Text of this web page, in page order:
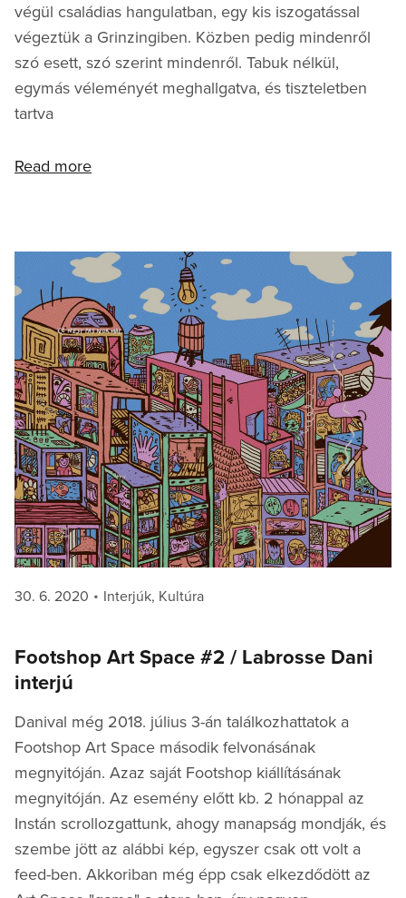
végül családias hangulatban, egy kis iszogatással
végeztük a Grinzingiben. Közben pedig mindenről
szó esett, szó szerint mindenről. Tabuk nélkül,
egymás véleményét meghallgatva, és tiszteletben
tartva
Read more
Posted
30. 6. 2020 Categories
Interjúk, Kultúra
Footshop Art Space #2 / Labrosse Dani
interjú
Danival még 2018. július 3-án találkozhattatok a
Footshop Art Space második felvonásának
megnyitóján. Azaz saját Footshop kiállításának
megnyitóján. Az esemény előtt kb. 2 hónappal az
Instán scrollozgattunk, ahogy manapság mondják, és
szembe jött az alábbi kép, egyszer csak ott volt a
feed-ben. Akkoriban még épp csak elkezdődött az